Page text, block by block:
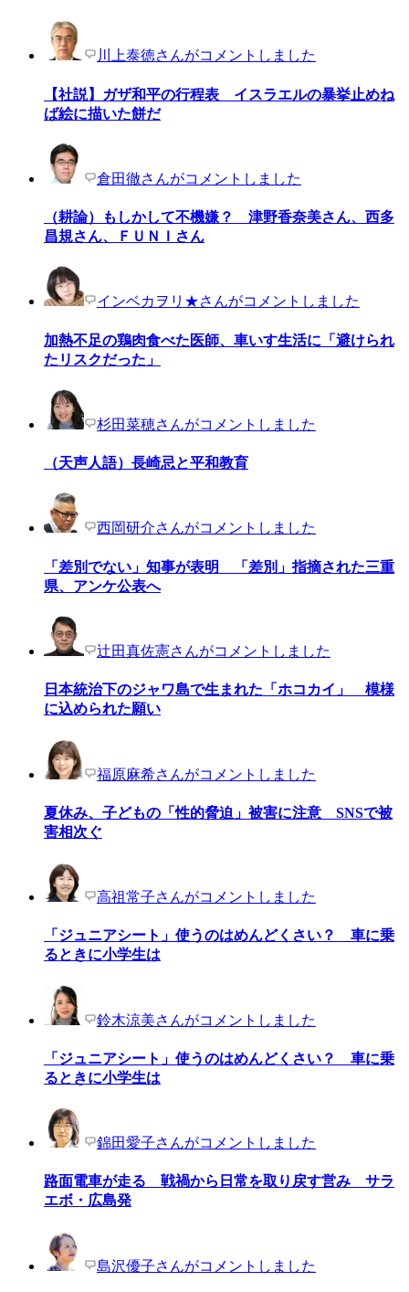
川上泰徳さんがコメントしました
【社説】ガザ和平の行程表 イスラエルの暴挙止めね
ば絵に描いた餅だ
倉田徹さんがコメントしました
（耕論）もしかして不機嫌？ 津野香奈美さん、西多
昌規さん、ＦＵＮＩさん
インベカヲリ★さんがコメントしました
加熱不足の鶏肉食べた医師、車いす生活に「避けられ
たリスクだった」
杉田菜穂さんがコメントしました
（天声人語）長崎忌と平和教育
西岡研介さんがコメントしました
「差別でない」知事が表明 「差別」指摘された三重
県、アンケ公表へ
辻田真佐憲さんがコメントしました
日本統治下のジャワ島で生まれた「ホコカイ」 模様
に込められた願い
福原麻希さんがコメントしました
夏休み、子どもの「性的脅迫」被害に注意 SNSで被
害相次ぐ
高祖常子さんがコメントしました
「ジュニアシート」使うのはめんどくさい？ 車に乗
るときに小学生は
鈴木涼美さんがコメントしました
「ジュニアシート」使うのはめんどくさい？ 車に乗
るときに小学生は
錦田愛子さんがコメントしました
路面電車が走る 戦禍から日常を取り戻す営み サラ
エボ・広島発
島沢優子さんがコメントしました